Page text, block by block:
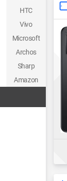
HTC
Vivo
Microsoft
Archos
Sharp
Amazon